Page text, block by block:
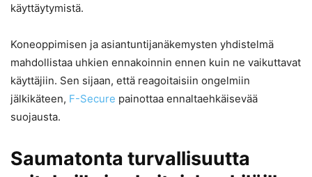
käyttäytymistä.
Koneoppimisen ja asiantuntijanäkemysten yhdistelmä
mahdollistaa uhkien ennakoinnin ennen kuin ne vaikuttavat
käyttäjiin. Sen sijaan, että reagoitaisiin ongelmiin
jälkikäteen, F-Secure painottaa ennaltaehkäisevää
suojausta.
Saumatonta turvallisuutta